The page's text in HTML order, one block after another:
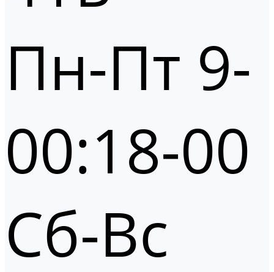
Пн-Пт 9-
00:18-00
Сб-Вс